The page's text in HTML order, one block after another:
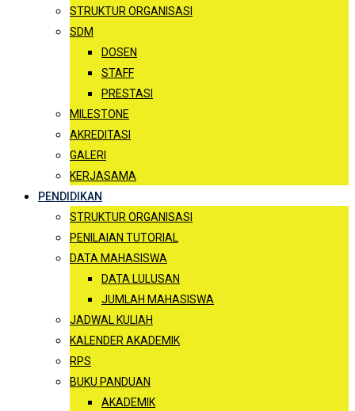
STRUKTUR ORGANISASI
SDM
DOSEN
STAFF
PRESTASI
MILESTONE
AKREDITASI
GALERI
KERJASAMA
PENDIDIKAN
STRUKTUR ORGANISASI
PENILAIAN TUTORIAL
DATA MAHASISWA
DATA LULUSAN
JUMLAH MAHASISWA
JADWAL KULIAH
KALENDER AKADEMIK
RPS
BUKU PANDUAN
AKADEMIK